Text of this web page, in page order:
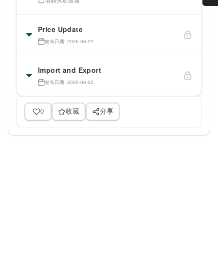
Price Update
发布日期: 2026-06-22
Import and Export
发布日期: 2026-06-22
0 收藏 分享